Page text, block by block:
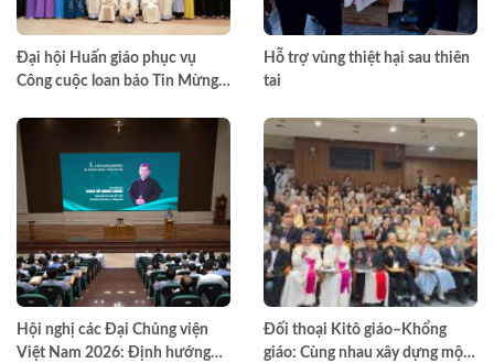
Đại hội Huấn giáo phục vụ
Công cuộc loan báo Tin Mừng
trong hiệp thông, mở ra một
hướng đi mới cho công cuộc
huấn giáo Việt Nam
Hỗ trợ vùng thiệt hại sau thiên
tai
Hội nghị các Đại Chủng viện
Việt Nam 2026: Định hướng
Đối thoại Kitô giáo–Khổng
giáo: Cùng nhau xây dựng một